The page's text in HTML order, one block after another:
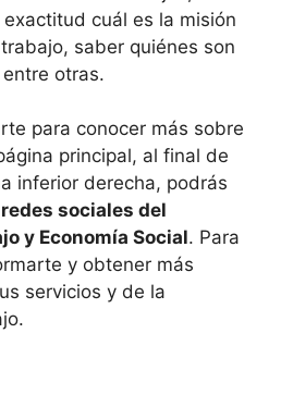
cuál es la misión
saber quiénes son
otras.
para conocer más sobre
principal, al final de
inferior derecha, podrás
redes sociales del
y Economía Social. Para
y obtener más
servicios y de la